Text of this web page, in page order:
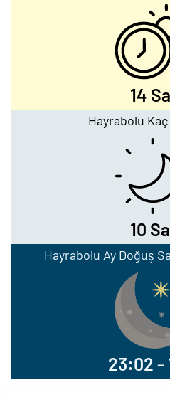
14
Hayrabolu
10
Hayrabolu Ay Doğuş
23:02 -